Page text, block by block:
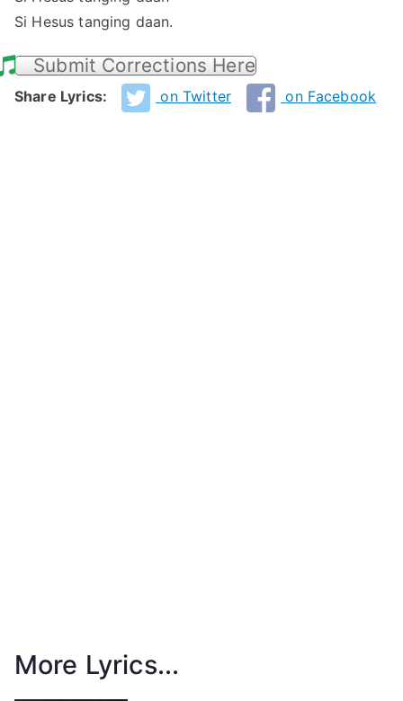
Si Hesus tanging daan.
Submit Corrections Here
Share Lyrics: on Twitter on Facebook
More Lyrics...